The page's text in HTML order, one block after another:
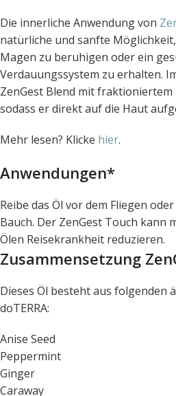
Die innerliche Anwendung von
natürliche und sanfte
Magen zu beruhigen oder ein
Verdauungssystem zu erhalten.
ZenGest Blend mit
sodass er direkt auf die Haut
Mehr lesen? Klicke hier.
Anwendungen*
Reibe das Öl vor dem Fliegen
Bauch. Der ZenGest Touch kann
Ölen Reisekrankheit reduzieren.
Zusammensetzung
Dieses Öl besteht aus folgenden
doTERRA:
Anise Seed
Peppermint
Ginger
Caraway